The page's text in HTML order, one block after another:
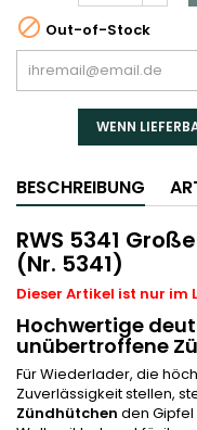
 Out-of-Stock
WENN
BESCHREIBUNG
RWS 5341
(Nr. 5341)
Dieser Artikel ist nur im
Hochwertige
unübertroffene
Für Wiederlader, die
Zuverlässigkeit stellen,
Zündhütchen den